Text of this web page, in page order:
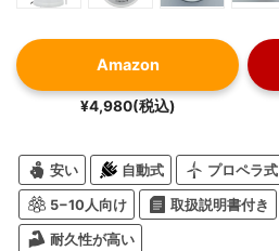
Amazon
¥4,980(税込)
安い 自動式 プロペラ式
5−10人向け 取扱説明書付き
耐久性が高い